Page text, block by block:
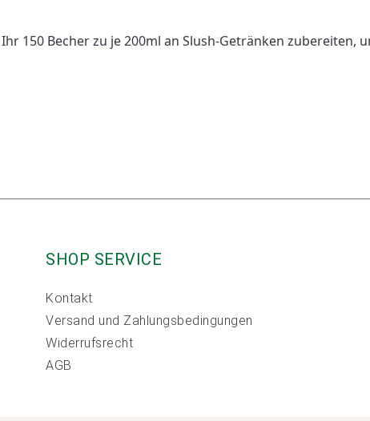
150 Becher zu je 200ml an Slush-Getränken zubereiten,
SHOP SERVICE
Kontakt
Versand und Zahlungsbedingungen
Widerrufsrecht
AGB